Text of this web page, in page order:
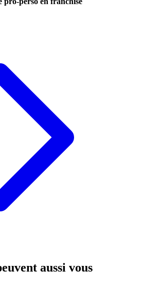
aussi vous